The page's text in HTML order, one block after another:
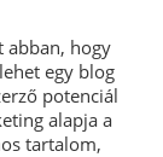
abban, hogy
egy blog
potenciál
alapja a
tartalom,